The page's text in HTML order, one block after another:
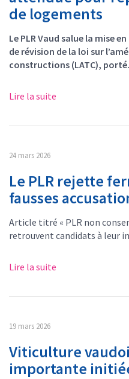
de logements
Le PLR Vaud salue la mise
de révision de la loi sur
constructions (LATC),
Lire la suite
24 mars 2026
Le PLR rejette
fausses
Article titré « PLR non
retrouvent candidats à leur
Lire la suite
19 mars 2026
Viticulture
importante